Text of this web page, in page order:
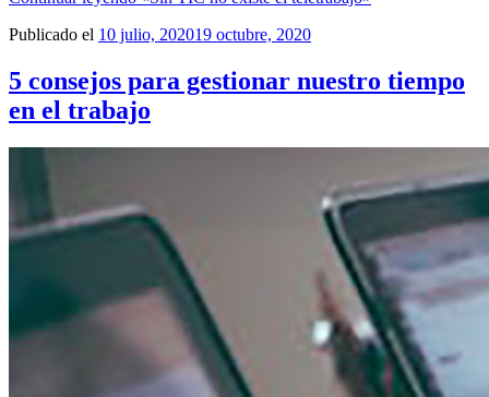
Publicado el 10 julio, 202019 octubre, 2020
5 consejos para gestionar nuestro tiempo
en el trabajo